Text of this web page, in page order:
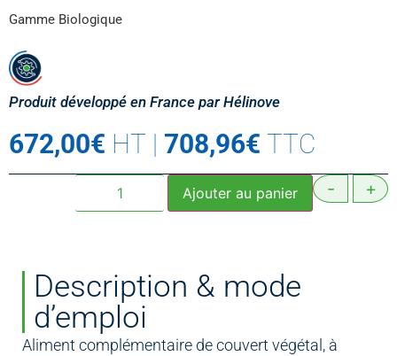
Gamme Biologique
Produit développé en France par Hélinove
672,00€ HT | 708,96€ TTC
- +
Ajouter au panier
Description & mode
d’emploi
Aliment complémentaire de couvert végétal, à